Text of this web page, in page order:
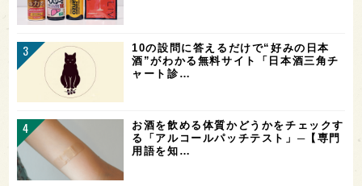
10の設問に答えるだけで“好みの日本
酒”がわかる無料サイト「日本酒三角チ
ャート診…
お酒を飲める体質かどうかをチェックす
る「アルコールパッチテスト」─【専門
用語を知…